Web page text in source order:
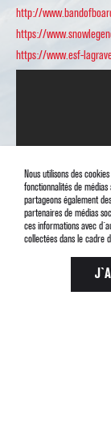
http://
https://
https://www.esf-
Nous utilisons des
fonctionnalités de
partageons également
partenaires de médias
ces informations avec
collectées dans le cadre